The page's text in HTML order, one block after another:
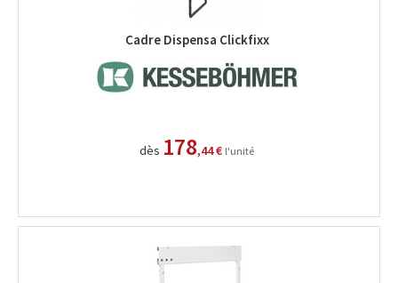
Cadre Dispensa Clickfixx
dès 178,44 € l'unité